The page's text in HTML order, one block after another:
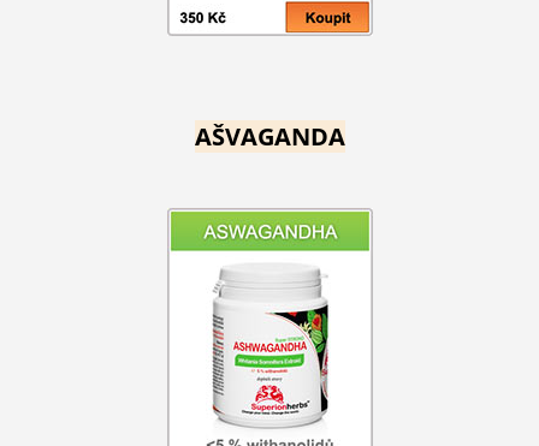
AŠVAGANDA